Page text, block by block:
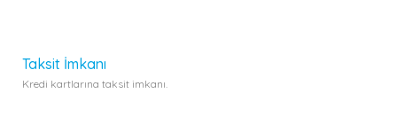
Taksit İmkanı
Kredi kartlarına taksit imkanı.